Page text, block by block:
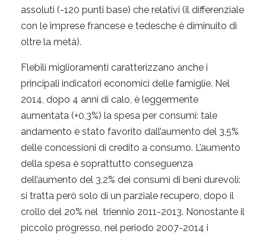
assoluti (-120 punti base) che relativi (il differenziale
con le imprese francese e tedesche è diminuito di
oltre la metà).
Flebili miglioramenti caratterizzano anche i
principali indicatori economici delle famiglie. Nel
2014, dopo 4 anni di calo, è leggermente
aumentata (+0,3%) la spesa per consumi: tale
andamento è stato favorito dall’aumento del 3,5%
delle concessioni di credito a consumo. L’aumento
della spesa è soprattutto conseguenza
dell’aumento del 3,2% dei consumi di beni durevoli:
si tratta però solo di un parziale recupero, dopo il
crollo del 20% nel triennio 2011-2013. Nonostante il
piccolo progresso, nel periodo 2007-2014 i